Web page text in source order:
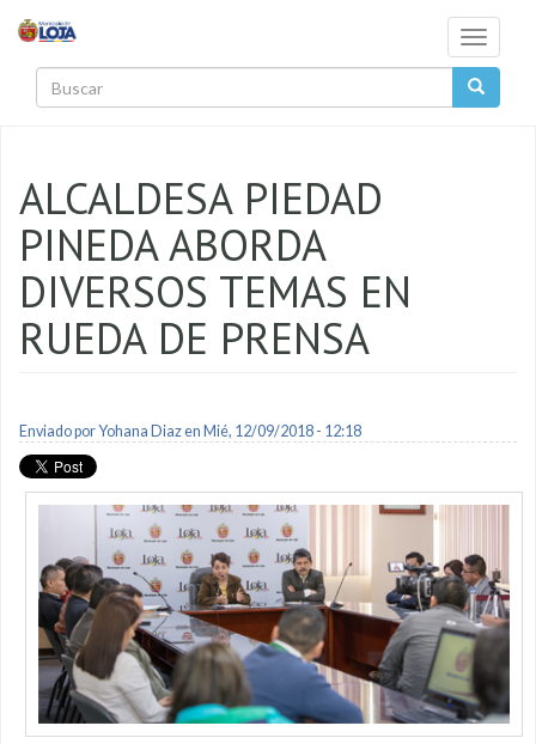
Toggle
ALCALDESA PIEDAD
PINEDA ABORDA
DIVERSOS TEMAS EN
RUEDA DE PRENSA
Enviado porYohana Diazen Mié, 12/09/2018 - 12:18